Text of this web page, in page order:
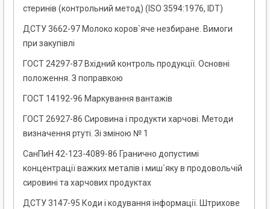
стеринів (контрольний метод) (ISO 3594:1976, IDТ)
ДСТУ 3662-97 Молоко коров`яче незбиране. Вимоги
при закупівлі
ГОСТ 24297-87 Вхідний контроль продукції. Основні
положення. З поправкою
ГОСТ 14192-96 Маркування вантажів
ГОСТ 26927-86 Сировина і продукти харчові. Методи
визначення ртуті. Зі зміною № 1
СанПиН 42-123-4089-86 Гранично допустимі
концентрації важких металів і миш`яку в продовольчій
сировині та харчових продуктах
ДСТУ 3147-95 Коди і кодування інформації. Штрихове